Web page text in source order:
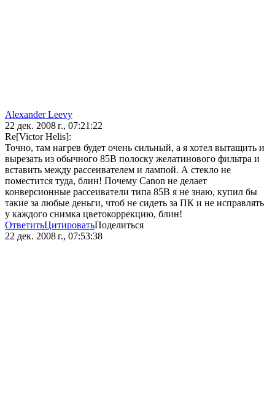
Alexander Leevy
22 дек. 2008 г., 07:21:22
Re[Victor Helis]:
Точно, там нагрев будет очень сильный, а я хотел вытащить и
вырезать из обычного 85B полоску желатинового фильтра и
вставить между рассеивателем и лампой. А стекло не
поместится туда, блин! Почему Canon не делает
конверсионные рассеиватели типа 85B я не знаю, купил бы
такие за любые деньги, чтоб не сидеть за ПК и не исправлять
у каждого снимка цветокоррекцию, блин!
ОтветитьЦитироватьПоделиться
22 дек. 2008 г., 07:53:38